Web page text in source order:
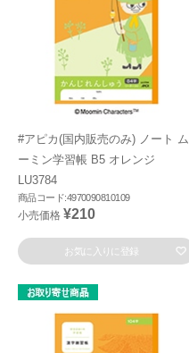
#アピカ(国内販売のみ) ノート ム
ーミン学習帳 B5 オレンジ
LU3784
商品コード:4970090810109
小売価格 ¥210
お気に入りに登録